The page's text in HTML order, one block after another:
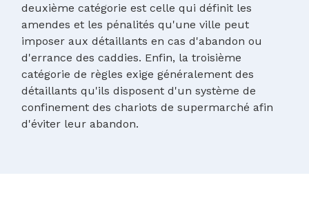
deuxième catégorie est celle qui définit les
amendes et les pénalités qu'une ville peut
imposer aux détaillants en cas d'abandon ou
d'errance des caddies. Enfin, la troisième
catégorie de règles exige généralement des
détaillants qu'ils disposent d'un système de
confinement des chariots de supermarché afin
d'éviter leur abandon.